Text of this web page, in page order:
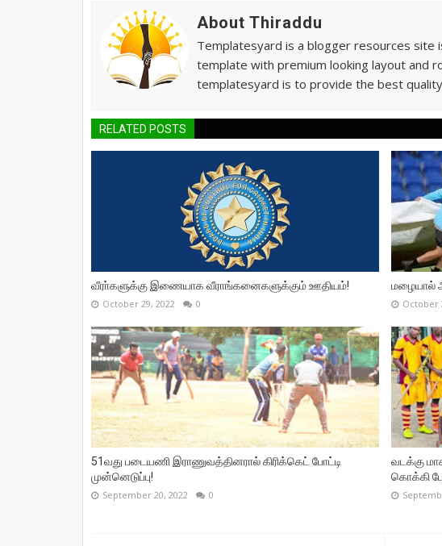
About Thiraddu
Templatesyard is a blogger resources site
template with premium looking layout and
templatesyard is to provide the best
RELATED POSTS
வீரா்களுக்கு இணையாக வீராங்கனைகளுக்கும் ஊதியம்!
October 29, 2022 0
மழையால்
October
51வது படையணி இராணுவத்தினரால் கிரிக்கெட் போட்டி
முன்னெடுப்பு!
September 20, 2022 0
வடக்கு
கொக்கி